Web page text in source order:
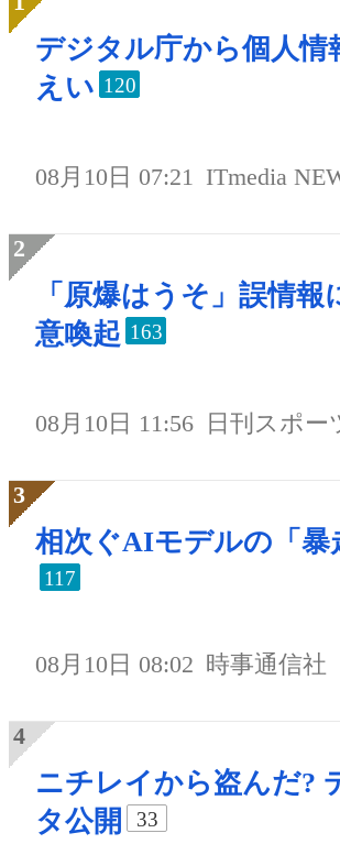
デジタル庁から個人情
えい 120
08月10日 07:21 ITmedia
「原爆はうそ」誤情報
意喚起 163
08月10日 11:56 日刊スポー
相次ぐAIモデルの「暴
117
08月10日 08:02 時事通信社
ニチレイから盗んだ?
タ公開
33